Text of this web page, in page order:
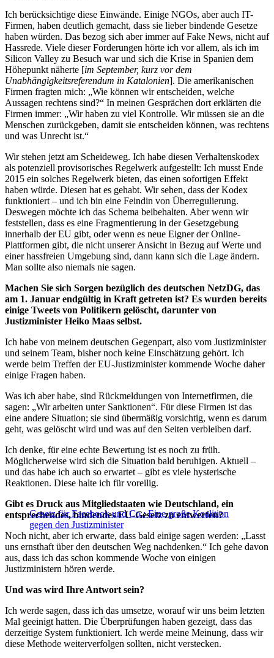
Ich berücksichtige diese Einwände. Einige NGOs, aber auch IT-
Firmen, haben deutlich gemacht, dass sie lieber bindende Gesetze
haben würden. Das bezog sich aber immer auf Fake News, nicht auf
Hassrede. Viele dieser Forderungen hörte ich vor allem, als ich im
Silicon Valley zu Besuch war und sich die Krise in Spanien dem
Höhepunkt näherte [im September, kurz vor dem
Unabhängigkeitsreferendum in Katalonien]. Die amerikanischen
Firmen fragten mich: „Wie können wir entscheiden, welche
Aussagen rechtens sind?“ In meinen Gesprächen dort erklärten die
Firmen immer: „Wir haben zu viel Kontrolle. Wir müssen sie an die
Menschen zurückgeben, damit sie entscheiden können, was rechtens
und was Unrecht ist.“
Wir stehen jetzt am Scheideweg. Ich habe diesen Verhaltenskodex
als potenziell provisorisches Regelwerk aufgestellt: Ich musst Ende
2015 ein solches Regelwerk bieten, das einen sofortigen Effekt
haben würde. Diesen hat es gehabt. Wir sehen, dass der Kodex
funktioniert – und ich bin eine Feindin von Überregulierung.
Deswegen möchte ich das Schema beibehalten. Aber wenn wir
feststellen, dass es eine Fragmentierung in der Gesetzgebung
innerhalb der EU gibt, oder wenn es neue Eigner der Online-
Plattformen gibt, die nicht unserer Ansicht in Bezug auf Werte und
einer hassfreien Umgebung sind, dann kann sich die Lage ändern.
Man sollte also niemals nie sagen.
Machen Sie sich Sorgen bezüglich des deutschen NetzDG, das
am 1. Januar endgültig in Kraft getreten ist? Es wurden bereits
einige Tweets von Politikern gelöscht, darunter von
Justizminister Heiko Maas selbst.
Ich habe von meinem deutschen Gegenpart, also vom Justizminister
und seinem Team, bisher noch keine Einschätzung gehört. Ich
werde beim Treffen der EU-Justizminister kommende Woche daher
einige Fragen haben.
Was ich aber habe, sind Rückmeldungen von Internetfirmen, die
sagen: „Wir arbeiten unter Sanktionen“. Für diese Firmen ist das
eine andere Situation; sie sind übermäßig vorsichtig, wenn es darum
geht, was gelöscht wird und was auf den Seiten verbleiben darf.
Ich denke, für eine echte Bewertung ist es noch zu früh.
Möglicherweise wird sich die Situation bald beruhigen. Aktuell –
und das habe ich auch so erwartet – gibt es viele hysterische
Reaktionen. Diese halte ich für voreilig.
Gesetz für Facebook und Co.: Eine große Koalition
gegen den Justizminister
Gibt es Druck aus Mitgliedstaaten wie Deutschland, ein
entsprechendes, bindendes EU-Gesetz zu entwerfen?
Noch nicht, aber ich erwarte, dass bald einige sagen werden: „Lasst
uns ernsthaft über den deutschen Weg nachdenken.“ Ich gehe davon
aus, dass ich das schon kommende Woche von einigen
Justizministern hören werde.
Und was wird Ihre Antwort sein?
Ich werde sagen, dass ich das umsetze, worauf wir uns beim letzten
Mal geeinigt hatten. Die Überprüfungen haben gezeigt, dass das
derzeitige System funktioniert. Ich werde meine Meinung, dass wir
diese Methode weiterverfolgen sollten, nicht verstecken.